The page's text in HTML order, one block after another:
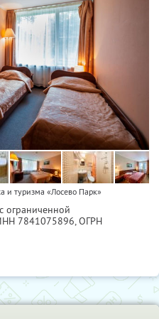
и туризма «Лосево Парк»
ограниченной
7841075896, ОГРН